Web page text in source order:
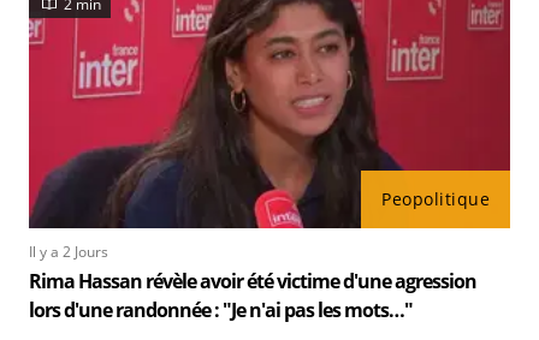
Peopolitique
2 min
Il y a 2 Jours
Rima Hassan révèle avoir été victime d'une agression
lors d'une randonnée : "Je n'ai pas les mots…"